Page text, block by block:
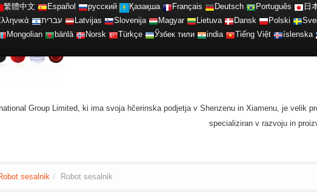
繁體中文 Español русский Қазақша Français Deutsch Português 日
עברית Latvijas Slovenija Magyar Lietuva Dansk Polski
Mongolian bāṅlā Norsk Türkçe Ўзбек тили india Tiếng Việt íslenska
Group Limited, ki ima svoja hčerinska podjetja v Shenzenu in Xiamenu, je velik
specializiran v razvoju in
sesalnik / Robot sesalnik